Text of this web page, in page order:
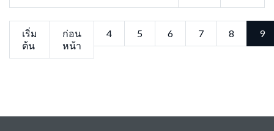
เริ่ม
ต้น
ก่อน
หน้า
4 5 6 7 8 9